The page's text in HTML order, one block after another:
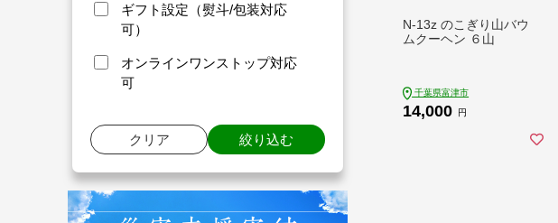
ギフト設定（熨斗/包装対応
可）
オンラインワンストップ対応
可
クリア 絞り込む
N-13z のこぎり山バウ
ムクーヘン ６山
千葉県富津市
14,000 円